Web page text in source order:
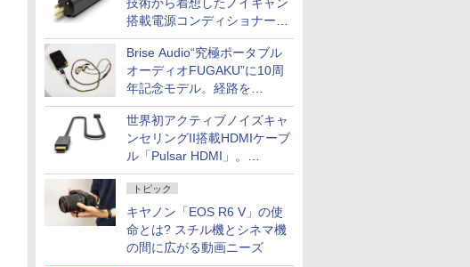
搭載電源コンディショナー
「AC iPurifier2」
Brise Audio“究極ポータブル
オーディオFUGAKU”に10周
年記念モデル。経路を
NISHIKIで統一。400万円
世界初アクティブノイズキャ
ンセリングII搭載HDMIケーブ
ル「Pulsar HDMI」。
SilentPowerから
トピック
キヤノン「EOS R6 V」の使
命とは? スチル機とシネマ機
の間に広がる動画ニーズ